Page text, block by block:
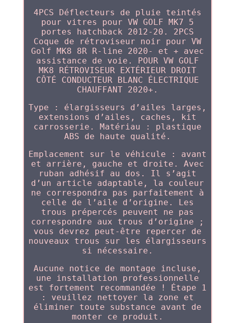
4PCS Déflecteurs de pluie teintés
pour vitres pour VW GOLF MK7 5
portes hatchback 2012-20. 2PCS
Coque de rétroviseur noir pour VW
Golf MK8 8R R-line 2020- et + avec
assistance de voie. POUR VW GOLF
MK8 RÉTROVISEUR EXTÉRIEUR DROIT
CÔTÉ CONDUCTEUR BLANC ÉLECTRIQUE
CHAUFFANT 2020+.
Type : élargisseurs d’ailes larges,
extensions d’ailes, caches, kit
carrosserie. Matériau : plastique
ABS de haute qualité.
Emplacement sur le véhicule : avant
et arrière, gauche et droite. Avec
ruban adhésif au dos. Il s’agit
d’un article adaptable, la couleur
ne correspondra pas parfaitement à
celle de l’aile d’origine. Les
trous prépercés peuvent ne pas
correspondre aux trous d’origine ;
vous devrez peut-être repercer de
nouveaux trous sur les élargisseurs
si nécessaire.
Aucune notice de montage incluse,
une installation professionnelle
est fortement recommandée ! Étape 1
: veuillez nettoyer la zone et
éliminer toute substance avant de
monter ce produit.